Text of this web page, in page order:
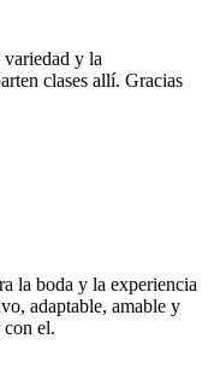
variedad y la
clases allí. Gracias
la boda y la experiencia
adaptable, amable y
el.